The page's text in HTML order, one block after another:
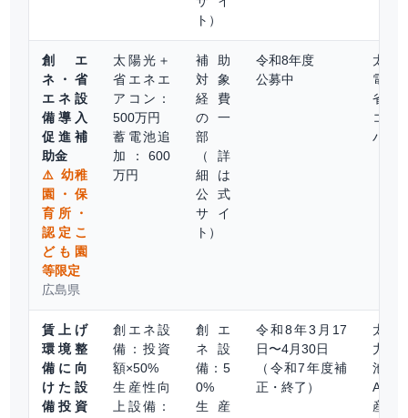
ト）
創エ
ネ・省
エネ設
備導入
促進補
助金
⚠️ 幼稚
園・保
育所・
認定こ
ども園
等限定
広島県
太陽光＋
省エネエ
アコン：
500万円
蓄電池追
加：600
万円
補助
対象
経費
の一
部
（詳
細は
公式
サイ
ト）
令和8年度
公募中
太陽
電池
省エ
コン
バイ
賃上げ
環境整
備に向
けた設
備投資
創エネ設
備：投資
額×50%
生産性向
上設備：
創エ
ネ設
備：5
0%
生産
令和8年3月17
日〜4月30日
（令和7年度補
正・終了）
太陽
力
池・
AI/
産性